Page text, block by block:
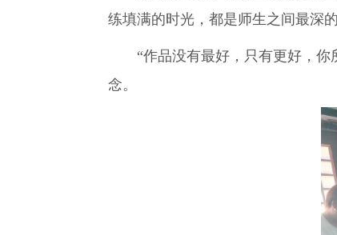
练填满的时光，都是师生之间最深的
“作品没有最好，只有更好，你
念。